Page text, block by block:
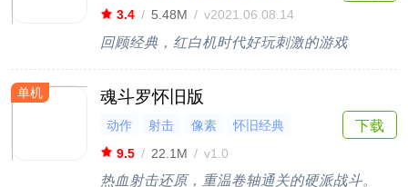
3.4 / 5.48M / v2021.06.08.14
回顾经典，红白机时代好玩刺激的游戏
单机 魂斗罗怀旧版
动作 射击 像素
怀旧经典
闯关
9.5 / 22.1M / v1.0
热血射击还原，重温卷轴通关的硬派战斗。
下载